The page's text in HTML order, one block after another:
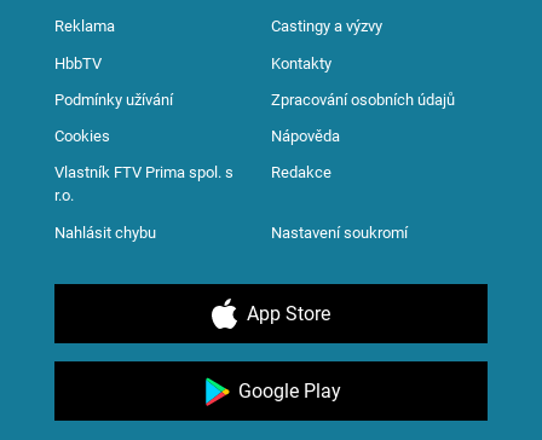
Reklama Castingy a výzvy
HbbTV Kontakty
Podmínky užívání Zpracování osobních údajů
Cookies Nápověda
Vlastník FTV Prima spol. s
r.o.
Redakce
Nahlásit chybu Nastavení soukromí
App Store
Google Play